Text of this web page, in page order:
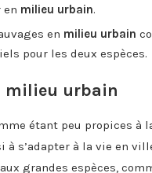
en milieu urbain.
en milieu urbain
pour les deux espèces.
milieu urbain
étant peu propices à
à s’adapter à la vie en
grandes espèces,